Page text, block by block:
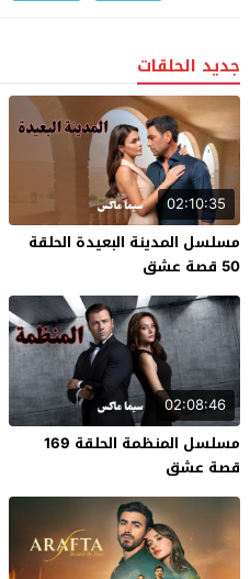
جديد الحلقات
02:10:35
مسلسل المدينة البعيدة الحلقة
50 قصة عشق
02:08:46
مسلسل المنظمة الحلقة 169
قصة عشق